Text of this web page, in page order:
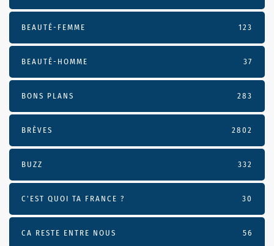
BEAUTÉ-FEMME 123
BEAUTÉ-HOMME 37
BONS PLANS 283
BRÈVES 2802
BUZZ 332
C'EST QUOI TA FRANCE ? 30
CA RESTE ENTRE NOUS 56